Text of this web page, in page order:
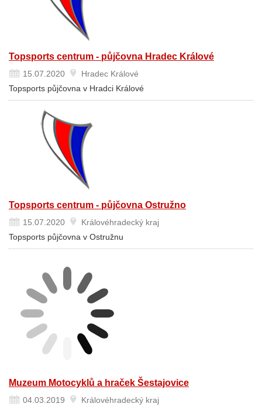
Topsports centrum - půjčovna Hradec Králové
15.07.2020
Hradec Králové
Topsports půjčovna v Hradci Králové
Topsports centrum - půjčovna Ostružno
15.07.2020
Královéhradecký kraj
Topsports půjčovna v Ostružnu
Muzeum Motocyklů a hraček Šestajovice
04.03.2019
Královéhradecký kraj